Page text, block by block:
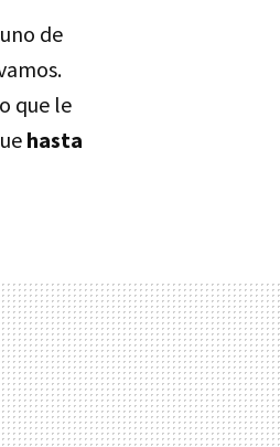
de
que le
hasta